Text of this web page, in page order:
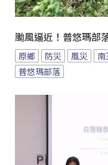
颱風逼近！普悠瑪部
原鄉 防災 風災
普悠瑪部落